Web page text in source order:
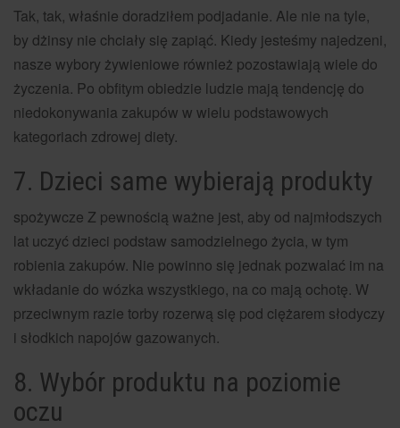
Tak, tak, właśnie doradziłem podjadanie. Ale nie na tyle,
by dżinsy nie chciały się zapiąć. Kiedy jesteśmy najedzeni,
nasze wybory żywieniowe również pozostawiają wiele do
życzenia. Po obfitym obiedzie ludzie mają tendencję do
niedokonywania zakupów w wielu podstawowych
kategoriach zdrowej diety.
7. Dzieci same wybierają produkty
spożywcze Z pewnością ważne jest, aby od najmłodszych
lat uczyć dzieci podstaw samodzielnego życia, w tym
robienia zakupów. Nie powinno się jednak pozwalać im na
wkładanie do wózka wszystkiego, na co mają ochotę. W
przeciwnym razie torby rozerwą się pod ciężarem słodyczy
i słodkich napojów gazowanych.
8. Wybór produktu na poziomie
oczu